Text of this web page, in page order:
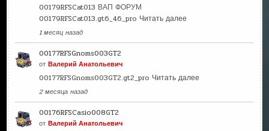
00179RFSCat013 ВАП ФОРУМ
00179RFSCat013.gt6_46_pro Читать далее
1 месяц назад
00177RFSGnoms003GT2
отВалерий Анатольевич
00177RFSGnoms003GT2.gt2_pro Читать далее
2 месяца назад
00176RFSCasio008GT2
отВалерий Анатольевич